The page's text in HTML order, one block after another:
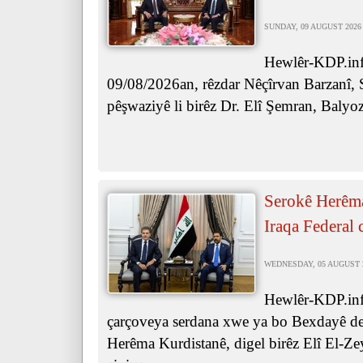
SUNDAY, 09 AUGUST
Hewlêr-
09/08/2026an, rêzdar Nêçîrvan Barzanî,
pêşwaziyê li birêz Dr. Elî Şemran,
Serokê
Iraqa Federal
WEDNESDAY, 05 AUGUST
Hewlêr-
çarçoveya serdana xwe ya bo Bexdayê
Herêma Kurdistanê, digel birêz Elî El-